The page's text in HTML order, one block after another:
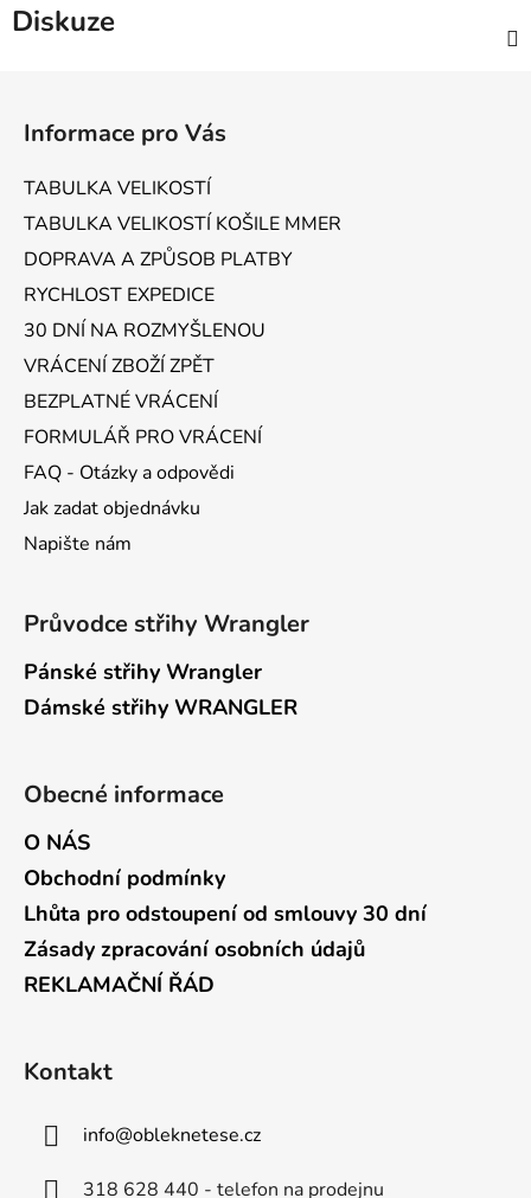
Diskuze
Informace pro Vás
TABULKA VELIKOSTÍ
TABULKA VELIKOSTÍ KOŠILE MMER
DOPRAVA A ZPŮSOB PLATBY
RYCHLOST EXPEDICE
30 DNÍ NA ROZMYŠLENOU
VRÁCENÍ ZBOŽÍ ZPĚT
BEZPLATNÉ VRÁCENÍ
FORMULÁŘ PRO VRÁCENÍ
FAQ - Otázky a odpovědi
Jak zadat objednávku
Napište nám
Průvodce střihy Wrangler
Pánské střihy Wrangler
Dámské střihy WRANGLER
Obecné informace
O NÁS
Obchodní podmínky
Lhůta pro odstoupení od smlouvy 30 dní
Zásady zpracování osobních údajů
REKLAMAČNÍ ŘÁD
Kontakt
info@obleknetese.cz
318 628 440 - telefon na prodejnu